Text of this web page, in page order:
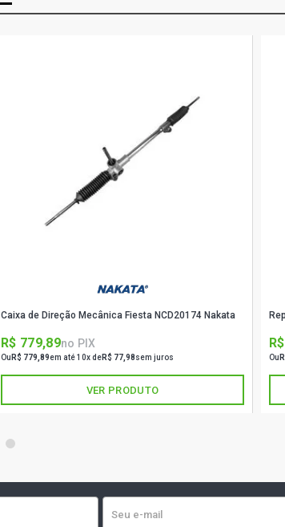
CHEVY 500 DL PICKUP 1.6 8V
CHEVY 500 DL S PICKUP 1.6 8V
1995)
CHEVY 500 SL PICKUP 1.6 8V
CHEVY 500 SL S PICKUP 1.6 8V
1995)
MARAJO SE S SW 1.6 8V
Caixa de Direção Mecânica Fiesta NCD20174 Nakata
R$ 779,89no PIX
Ou R$ 779,89em até 10x deR$ 77,98sem juros
VER PRODUTO
Ou
3